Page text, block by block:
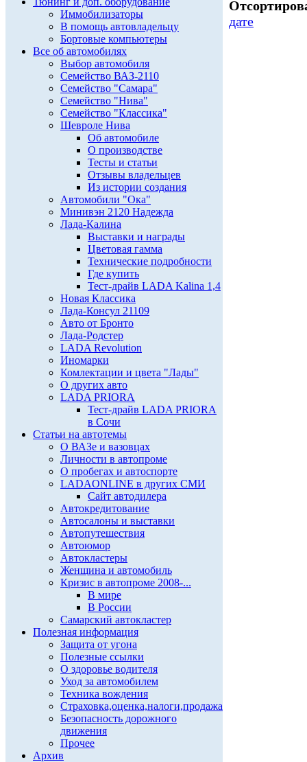
Иммобилизаторы
В помощь автовладельцу
Бортовые компьютеры
Все об автомобилях
Выбор автомобиля
Семейство ВАЗ-2110
Семейство "Самара"
Семейство "Нива"
Семейство "Классика"
Шевроле Нива
Об автомобиле
О производстве
Тесты и статьи
Отзывы владельцев
Из истории создания
Автомобили "Ока"
Минивэн 2120 Надежда
Лада-Калина
Выставки и награды
Цветовая гамма
Технические подробности
Где купить
Тест-драйв LADA Kalina 1,4
Новая Классика
Лада-Консул 21109
Авто от Бронто
Лада-Родстер
LADA Revolution
Иномарки
Комлектации и цвета "Лады"
О других авто
LADA PRIORA
Тест-драйв LADA PRIORA
в Сочи
Статьи на автотемы
О ВАЗе и вазовцах
Личности в автопроме
О пробегах и автоспорте
LADAONLINE в других СМИ
Сайт автодилера
Автокредитование
Автосалоны и выставки
Автопутешествия
Автоюмор
Автокластеры
Женщина и автомобиль
Кризис в автопроме 2008-...
В мире
В России
Самарский автокластер
Полезная информация
Защита от угона
Полезные ссылки
О здоровье водителя
Уход за автомобилем
Техника вождения
Страховка,оценка,налоги,продажа
Безопасность дорожного
движения
Прочее
Архив
дате